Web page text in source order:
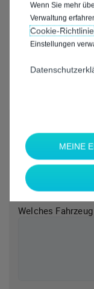
Welches
Wenn Sie mehr
Verwaltung
Cookie‑Richtlinie
Einstellungen
MEINE